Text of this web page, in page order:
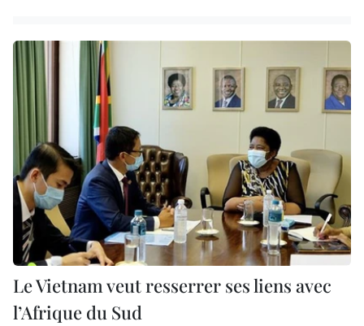
Le Vietnam veut resserrer ses liens avec
l’Afrique du Sud